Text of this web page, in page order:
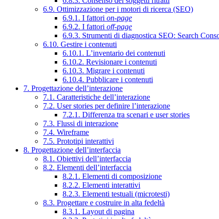
6.9. Ottimizzazione per i motori di ricerca (SEO)
6.9.1. I fattori on-page
6.9.2. I fattori off-page
6.9.3. Strumenti di diagnostica SEO: Search
6.10. Gestire i contenuti
6.10.1. L’inventario dei contenuti
6.10.2. Revisionare i contenuti
6.10.3. Migrare i contenuti
6.10.4. Pubblicare i contenuti
7. Progettazione dell’interazione
7.1. Caratteristiche dell’interazione
7.2. User stories per definire l’interazione
7.2.1. Differenza tra scenari e user stories
7.3. Flussi di interazione
7.4. Wireframe
7.5. Prototipi interattivi
8. Progettazione dell’interfaccia
8.1. Obiettivi dell’interfaccia
8.2. Elementi dell’interfaccia
8.2.1. Elementi di composizione
8.2.2. Elementi interattivi
8.2.3. Elementi testuali (microtesti)
8.3. Progettare e costruire in alta fedeltà
8.3.1. Layout di pagina